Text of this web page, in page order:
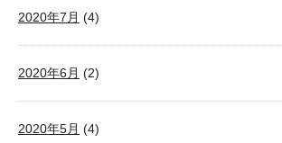
2020年7月 (4)
2020年6月 (2)
2020年5月 (4)